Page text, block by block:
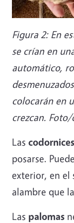
Figura 2: En
se crían en
automático,
colocarán en
crezcan.
Las codornices
posarse.
exterior, en el
alambre que
Las palomas